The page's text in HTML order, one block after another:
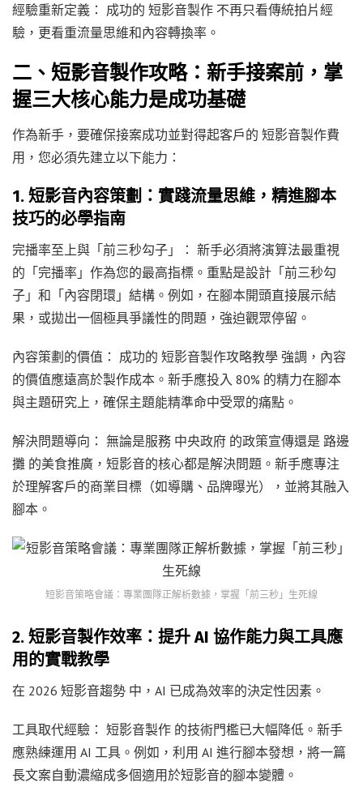
經驗重新定義： 成功的 短影音製作 不再只看傳統拍片經
驗，更看重流量思維和內容轉換率。
二、短影音製作攻略：新手接案前，掌
握三大核心能力是成功基礎
作為新手，要確保接案成功並對得起客戶的 短影音製作費
用，您必須先建立以下能力：
1. 短影音內容策劃：實踐流量思維，精進腳本
技巧的必學指南
完播率至上與「前三秒勾子」： 新手必須將演算法最重視
的「完播率」作為您的最高指標。重點是設計「前三秒勾
子」和「內容閉環」結構。例如，在腳本開頭直接展示結
果，或拋出一個極具爭議性的問題，強迫觀眾停留。
內容策劃的價值： 成功的 短影音製作攻略教學 強調，內容
的價值應遠高於製作成本。新手應投入 80% 的精力在腳本
與主題研究上，確保主題能精準命中受眾的痛點。
解決問題導向： 無論是服務 中央政府 的政策宣傳還是 路邊
攤 的美食推廣，短影音的核心都是解決問題。新手應專注
於理解客戶的商業目標（如導購、品牌曝光），並將其融入
腳本。
短影音策略會議：專業團隊正解析數據，掌握「前三秒」生死線
2. 短影音製作效率：提升 AI 協作能力與工具應
用的實戰教學
在 2026 短影音趨勢 中，AI 已成為效率的決定性因素。
工具取代經驗： 短影音製作 的技術門檻已大幅降低。新手
應熟練運用 AI 工具。例如，利用 AI 進行腳本發想，將一篇
長文案自動濃縮成多個適用於短影音的腳本變體。